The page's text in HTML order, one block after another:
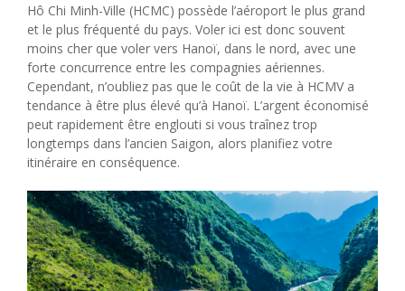
Hô Chi Minh-Ville (HCMC) possède l’aéroport le plus grand
et le plus fréquenté du pays. Voler ici est donc souvent
moins cher que voler vers Hanoï, dans le nord, avec une
forte concurrence entre les compagnies aériennes.
Cependant, n’oubliez pas que le coût de la vie à HCMV a
tendance à être plus élevé qu’à Hanoï. L’argent économisé
peut rapidement être englouti si vous traînez trop
longtemps dans l’ancien Saigon, alors planifiez votre
itinéraire en conséquence.